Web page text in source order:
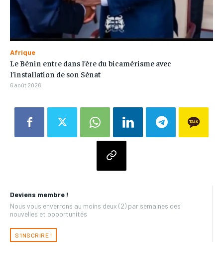
Deviens membre !
Nous vous enverrons au moins deux (2) par semaines des
nouvelles et opportunités
S'INSCRIRE !
Afrique
Le Bénin entre dans l’ère du bicamérisme avec
l’installation de son Sénat
6 août 2026